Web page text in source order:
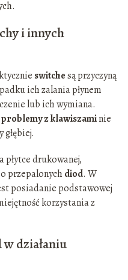
i innych
switchesą przyczyną
ich zalania płynem
lub ich wymiana.
problemy z klawiszaminie
głębiej.
płytce drukowanej,
przepalonychdiod. W
posiadanie podstawowej
korzystania z
działaniu